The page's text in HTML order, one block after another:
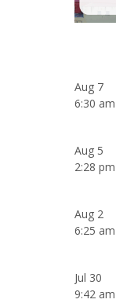
Aug 7
6:30 am
Aug 5
2:28 pm
Aug 2
6:25 am
Jul 30
9:42 am